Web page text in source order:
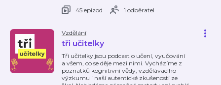
45 epizod
1 odběratel
Vzdělání
tři učitelky
Tři učitelky jsou podcast o učení, vyučování
a všem, co se děje mezi nimi. Vycházíme z
poznatků kognitivní vědy, vzdělávacího
výzkumu i naší autentické zkušenosti ze